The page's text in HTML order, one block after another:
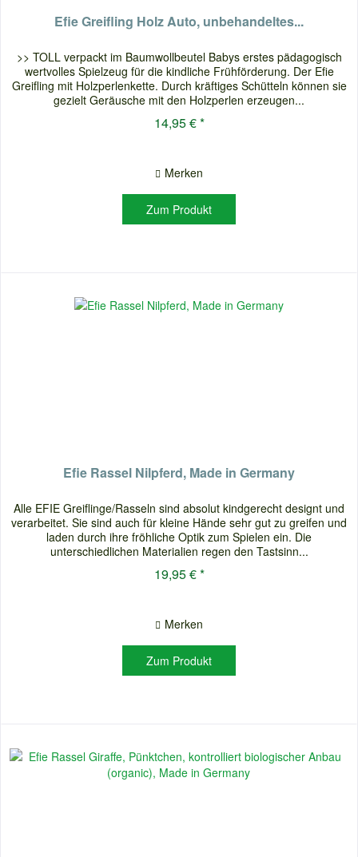
Efie Greifling Holz Auto, unbehandeltes...
>> TOLL verpackt im Baumwollbeutel Babys erstes pädagogisch
wertvolles Spielzeug für die kindliche Frühförderung. Der Efie
Greifling mit Holzperlenkette. Durch kräftiges Schütteln können sie
gezielt Geräusche mit den Holzperlen erzeugen...
14,95 € *
Merken
Zum Produkt
Efie Rassel Nilpferd, Made in Germany
Alle EFIE Greiflinge/Rasseln sind absolut kindgerecht designt und
verarbeitet. Sie sind auch für kleine Hände sehr gut zu greifen und
laden durch ihre fröhliche Optik zum Spielen ein. Die
unterschiedlichen Materialien regen den Tastsinn...
19,95 € *
Merken
Zum Produkt